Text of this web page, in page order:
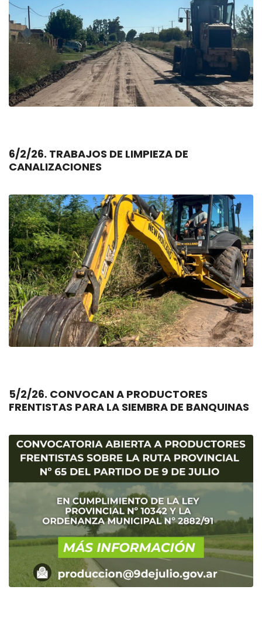
6/2/26. TRABAJOS DE LIMPIEZA DE
CANALIZACIONES
5/2/26. CONVOCAN A PRODUCTORES
FRENTISTAS PARA LA SIEMBRA DE BANQUINAS